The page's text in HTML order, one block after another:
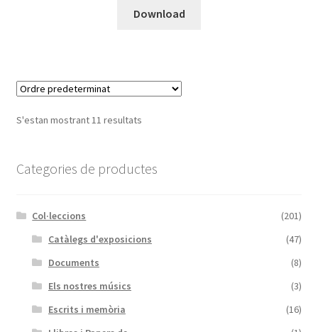
Download
S'estan mostrant 11 resultats
Categories de productes
Col·leccions
(201)
Catàlegs d'exposicions
(47)
Documents
(8)
Els nostres músics
(3)
Escrits i memòria
(16)